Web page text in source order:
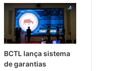
BCTL lança sistema
de garantias